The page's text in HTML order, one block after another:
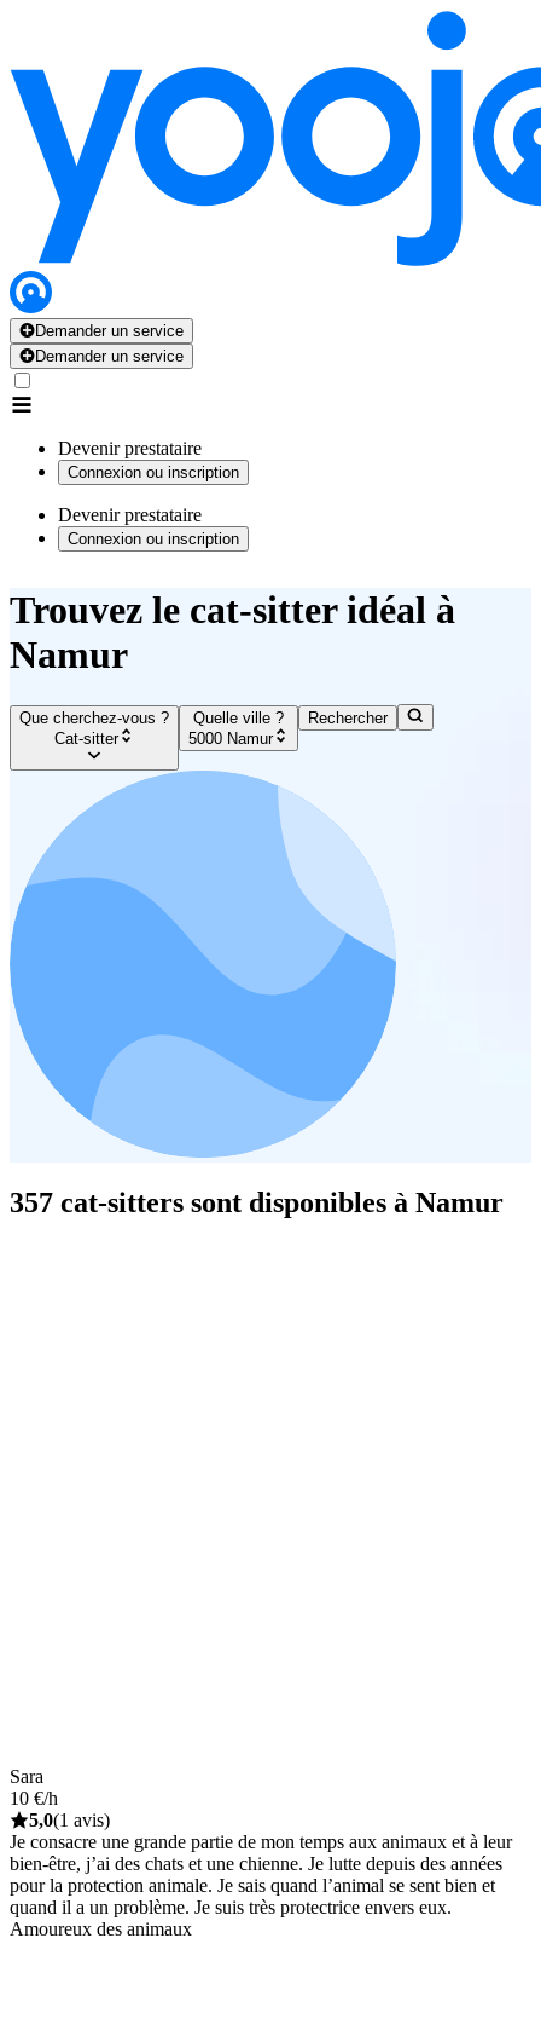
Demander un service
Demander un service
Devenir prestataire
Connexion ou inscription
Devenir prestataire
Connexion ou inscription
Trouvez le cat-sitter idéal à
Namur
Que cherchez-vous ?
Cat-sitter
Quelle ville ?
5000 Namur
Rechercher
357 cat-sitters sont disponibles à Namur
Sara
10 €/h
5,0(1 avis)
Je consacre une grande partie de mon temps aux animaux et à leur
bien-être, j’ai des chats et une chienne. Je lutte depuis des années
pour la protection animale. Je sais quand l’animal se sent bien et
quand il a un problème. Je suis très protectrice envers eux.
Amoureux des animaux